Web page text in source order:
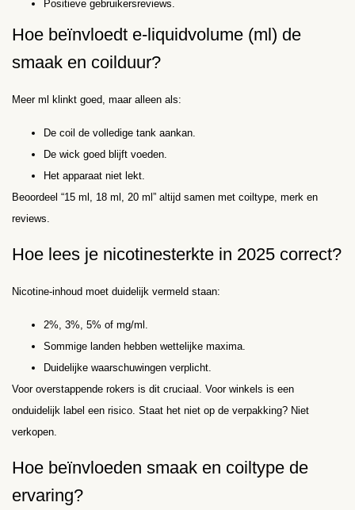
Positieve gebruikersreviews.
Hoe beïnvloedt e-liquidvolume (ml) de
smaak en coilduur?
Meer ml klinkt goed, maar alleen als:
De coil de volledige tank aankan.
De wick goed blijft voeden.
Het apparaat niet lekt.
Beoordeel “15 ml, 18 ml, 20 ml” altijd samen met coiltype, merk en
reviews.
Hoe lees je nicotine­sterkte in 2025 correct?
Nicotine-inhoud moet duidelijk vermeld staan:
2%, 3%, 5% of mg/ml.
Sommige landen hebben wettelijke maxima.
Duidelijke waarschuwingen verplicht.
Voor overstappende rokers is dit cruciaal. Voor winkels is een
onduidelijk label een risico. Staat het niet op de verpakking? Niet
verkopen.
Hoe beïnvloeden smaak en coiltype de
ervaring?